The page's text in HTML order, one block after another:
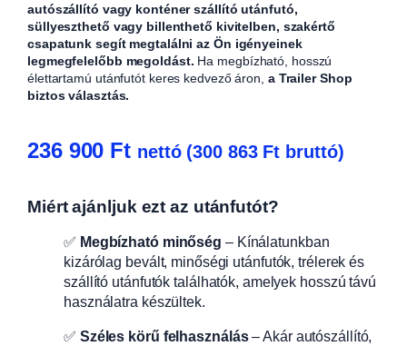
autószállító vagy konténer szállító utánfutó,
süllyeszthető vagy billenthető kivitelben, szakértő
csapatunk segít megtalálni az Ön igényeinek
legmegfelelőbb megoldást. Ha megbízható, hosszú
élettartamú utánfutót keres kedvező áron, a Trailer Shop
biztos választás.
236 900 Ft nettó (300 863 Ft bruttó)
Miért ajánljuk ezt az utánfutót?
✅ Megbízható minőség – Kínálatunkban
kizárólag bevált, minőségi utánfutók, trélerek és
szállító utánfutók találhatók, amelyek hosszú távú
használatra készültek.
✅ Széles körű felhasználás– Akár autószállító,